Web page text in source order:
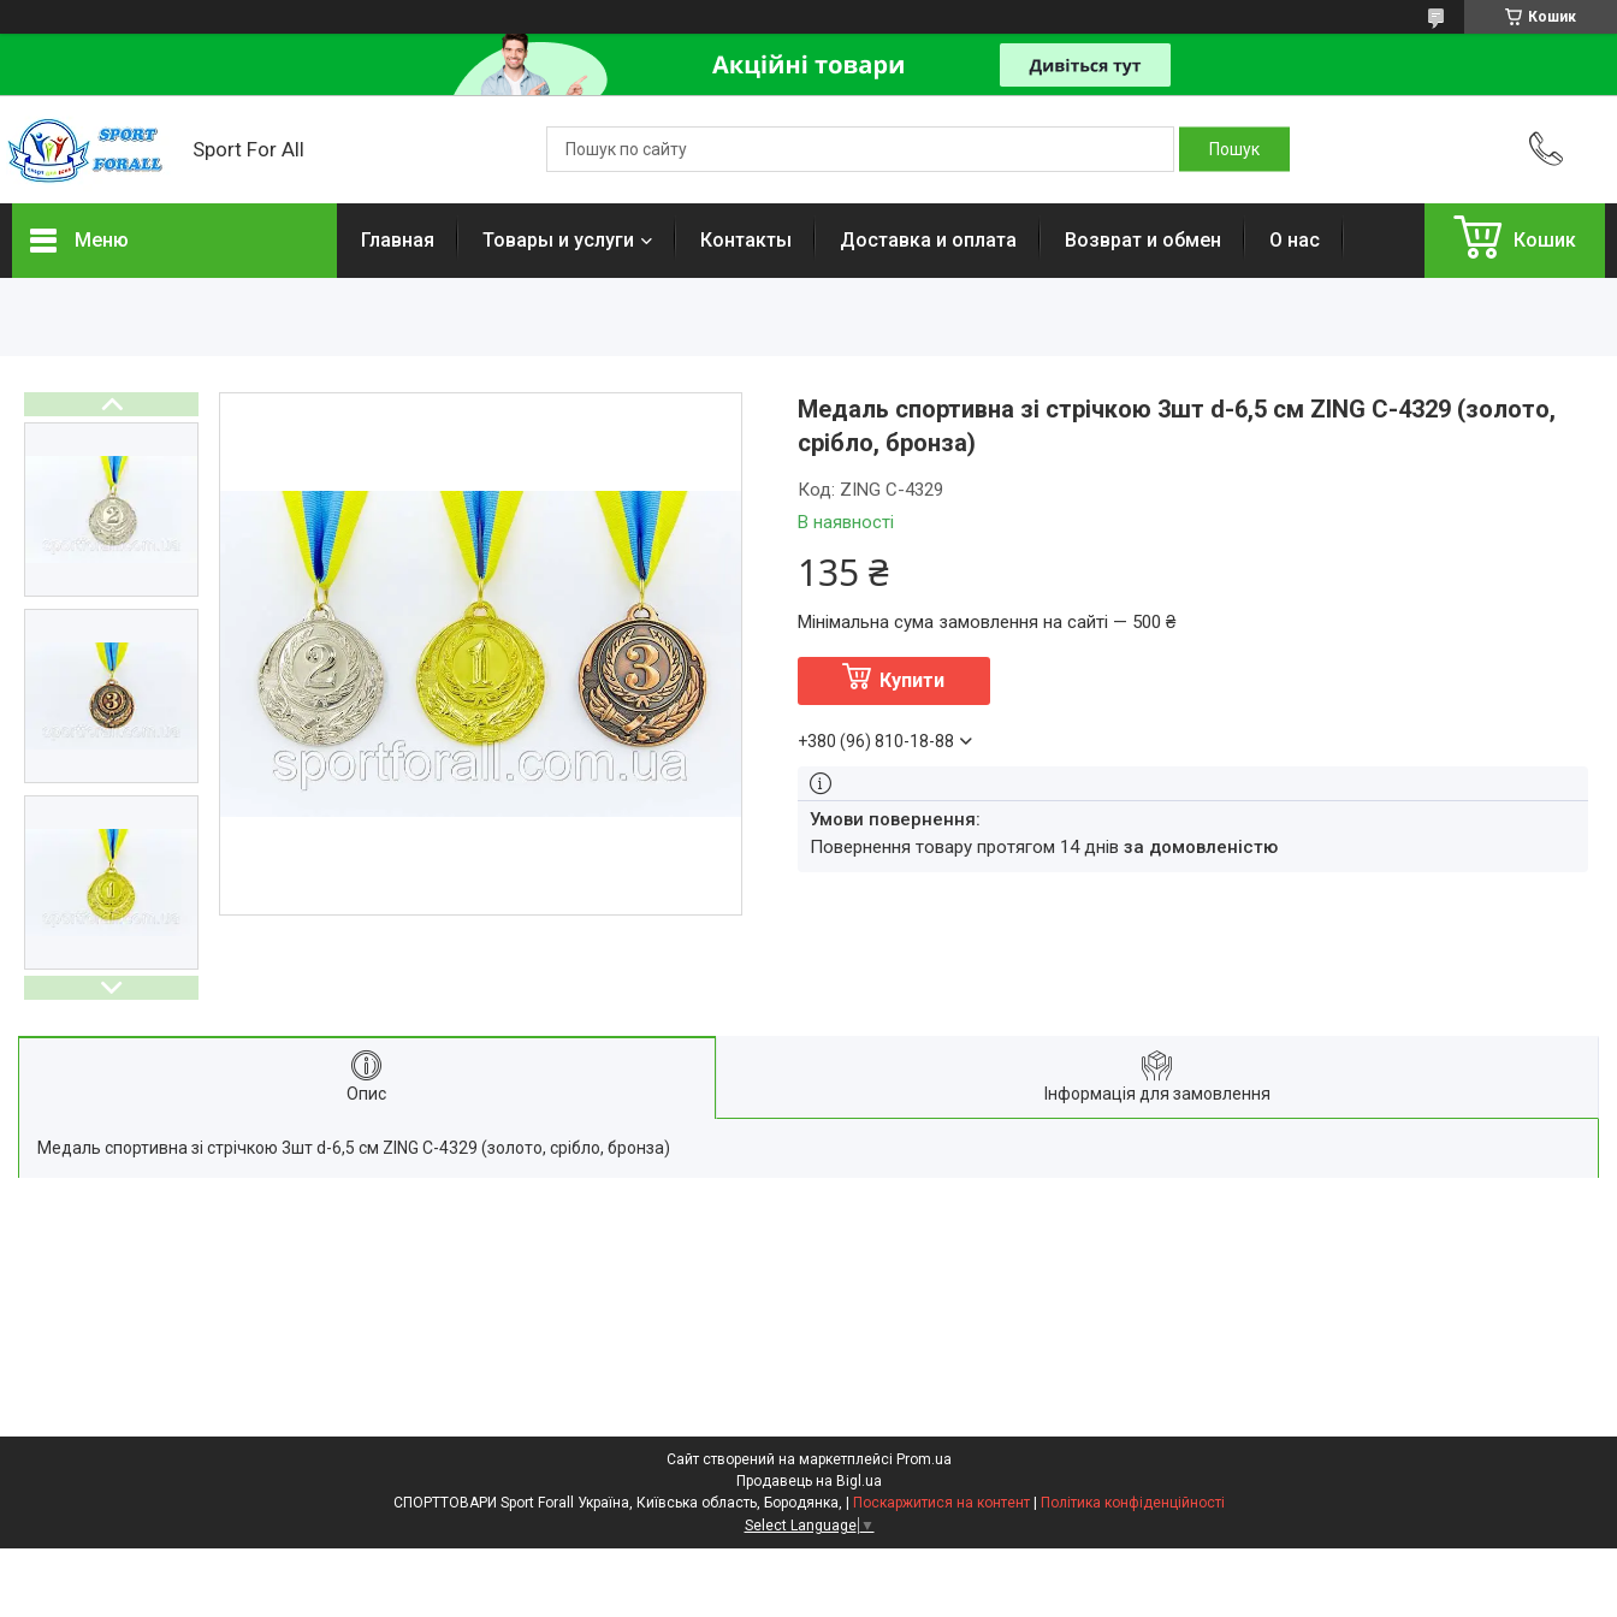
Кошик
Sport For All
Меню
Оборудование для
Бокс и единоборства
Командный спорт
Скейтборды,лонгборды,
запчасти
Настольный теннис
Главная Товары и услуги Контакты Доставка и оплата Возврат и обмен О нас Кошик
Медаль спортивна зі стрічкою 3шт d-6,5 см ZING C-4329 (золото,
срібло, бронза)
В наявності
Код: ZING C-4329
135 ₴
Мінімальна сума замовлення на сайті — 500 ₴
Купити
+380 (96) 810-18-88
повернення товару протягом 14 днів за домовленістю
Опис Інформація для замовлення
Медаль спортивна зі стрічкою 3шт d-6,5 см ZING C-4329 (золото, срібло, бронза)
Сайт створений на маркетплейсі Prom.ua
Продавець на Bigl.ua
Поскаржитися на контент
Політика конфіденційності
Select Language ▼